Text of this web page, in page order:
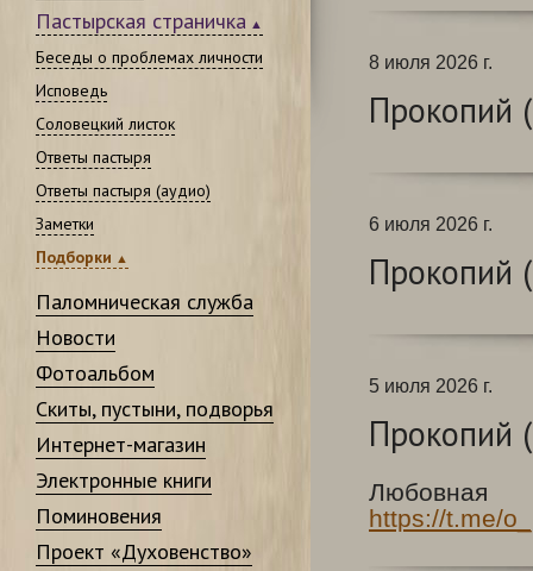
Пастырская страничка
Беседы о проблемах личности
Исповедь
Соловецкий листок
Ответы пастыря
Ответы пастыря (аудио)
Заметки
Подборки
Паломническая служба
Новости
Фотоальбом
Скиты, пустыни, подворья
Интернет-магазин
Электронные книги
Поминовения
Проект «Духовенство»
8 июля 2026 г.
Прокопий
6 июля 2026 г.
Прокопий
5 июля 2026 г.
Прокопий
https://t.me/